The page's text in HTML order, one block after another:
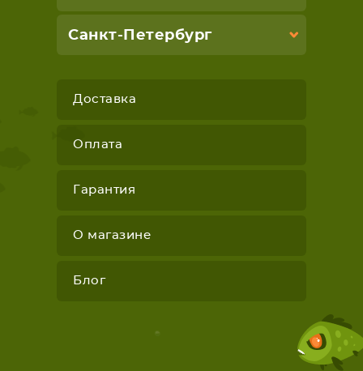
Санкт-Петербург
Доставка
Оплата
Гарантия
О магазине
Блог